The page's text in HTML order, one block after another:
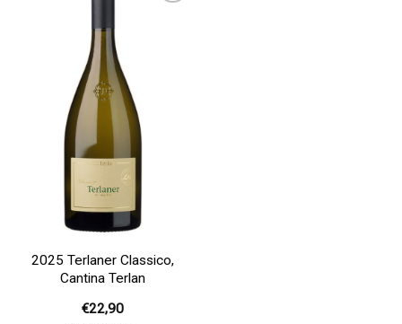
2025 Terlaner Classico,
Cantina Terlan
€22,90